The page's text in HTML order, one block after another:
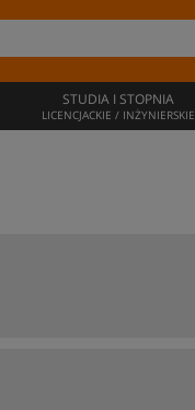
STUDIA I STOPNIA
LICENCJACKIE / INŻYNIERSKIE